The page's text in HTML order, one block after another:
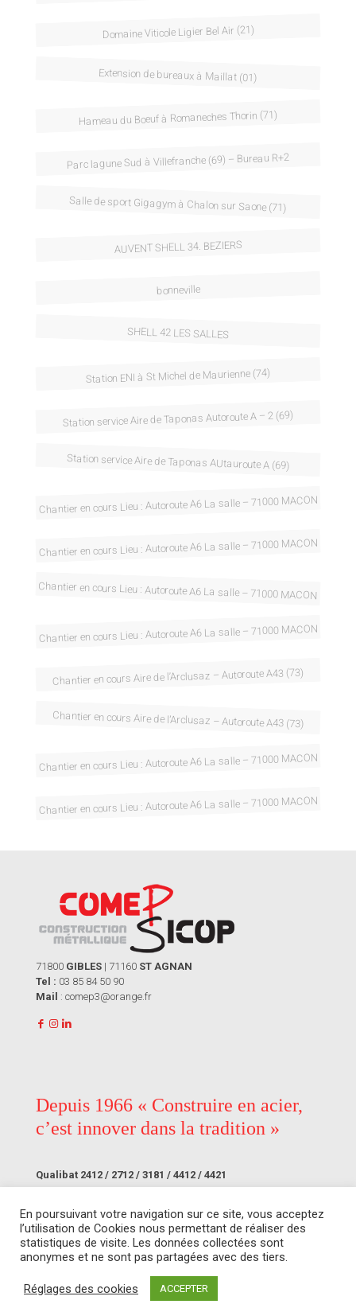
Domaine Viticole Ligier Bel Air (21)
Extension de bureaux à Maillat (01)
Hameau du Boeuf à Romaneches Thorin (71)
Parc lagune Sud à Villefranche (69) – Bureau R+2
Salle de sport Gigagym à Chalon sur Saone (71)
AUVENT SHELL 34. BEZIERS
bonneville
SHELL 42 LES SALLES
Station ENI à St Michel de Maurienne (74)
Station service Aire de Taponas Autoroute A – 2 (69)
Station service Aire de Taponas AUtauroute A (69)
Chantier en cours Lieu : Autoroute A6 La salle – 71000 MACON
Chantier en cours Lieu : Autoroute A6 La salle – 71000 MACON
Chantier en cours Lieu : Autoroute A6 La salle – 71000 MACON
Chantier en cours Lieu : Autoroute A6 La salle – 71000 MACON
Chantier en cours Aire de l’Arclusaz – Autoroute A43 (73)
Chantier en cours Aire de l’Arclusaz – Autoroute A43 (73)
Chantier en cours Lieu : Autoroute A6 La salle – 71000 MACON
Chantier en cours Lieu : Autoroute A6 La salle – 71000 MACON
71800 GIBLES | 71160 ST AGNAN
Tel : 03 85 84 50 90
Mail : comep3@orange.fr
Depuis 1966 « Construire en acier,
c’est innover dans la tradition »
Qualibat 2412 / 2712 / 3181 / 4412 / 4421
© COMEP SICOP - Une réalisation NGA|Mentions légales
En poursuivant votre navigation sur ce site, vous acceptez
l’utilisation de Cookies nous permettant de réaliser des
statistiques de visite. Les données collectées sont
anonymes et ne sont pas partagées avec des tiers.
Réglages des cookies ACCEPTER